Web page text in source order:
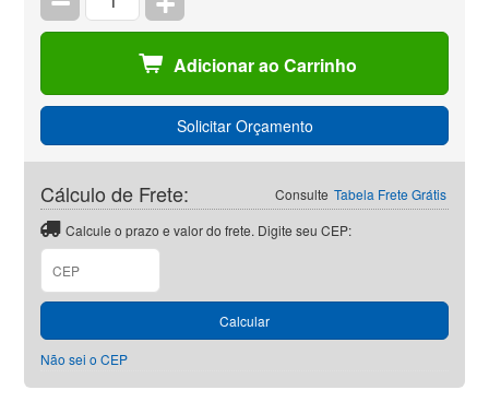
Adicionar ao Carrinho
Solicitar Orçamento
Consulte Tabela Frete Grátis
Cálculo de Frete:
Calcule o prazo e valor do frete. Digite seu CEP:
CEP
Calcular
Não sei o CEP